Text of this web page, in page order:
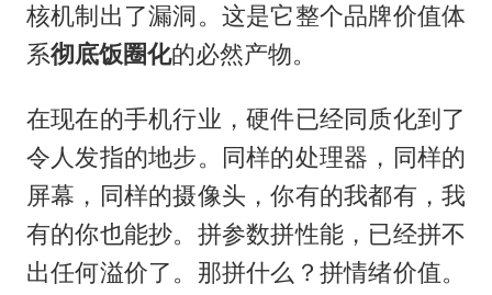
核机制出了漏洞。这是它整个品牌价值体
系彻底饭圈化的必然产物。
在现在的手机行业，硬件已经同质化到了
令人发指的地步。同样的处理器，同样的
屏幕，同样的摄像头，你有的我都有，我
有的你也能抄。拼参数拼性能，已经拼不
出任何溢价了。那拼什么？拼情绪价值。